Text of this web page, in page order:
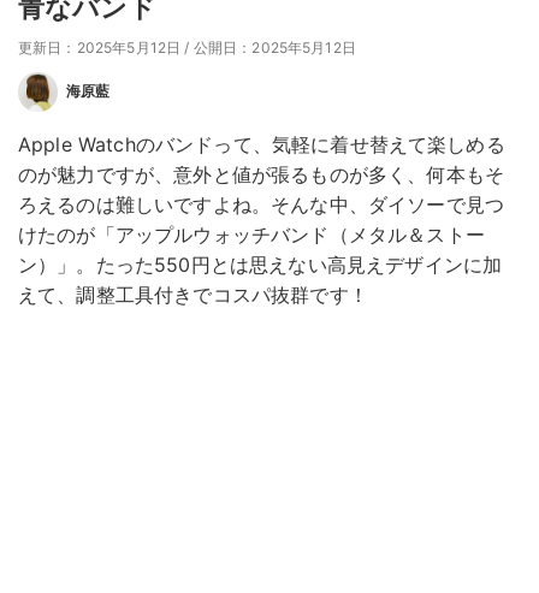
青なバンド
更新日：2025年5月12日 / 公開日：2025年5月12日
海原藍
Apple Watchのバンドって、気軽に着せ替えて楽しめる
のが魅力ですが、意外と値が張るものが多く、何本もそ
ろえるのは難しいですよね。そんな中、ダイソーで見つ
けたのが「アップルウォッチバンド（メタル＆ストー
ン）」。たった550円とは思えない高見えデザインに加
えて、調整工具付きでコスパ抜群です！